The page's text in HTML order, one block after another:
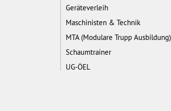
Geräteverleih
Maschinisten & Technik
MTA (Modulare Trupp Ausbildung)
Schaumtrainer
UG-ÖEL